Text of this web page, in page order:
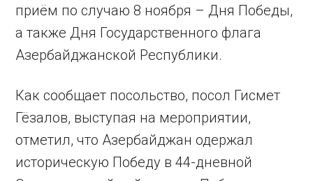
приём по случаю 8 ноября – Дня Победы,
а также Дня Государственного флага
Азербайджанской Республики.
Как сообщает посольство, посол Гисмет
Гёзалов, выступая на мероприятии,
отметил, что Азербайджан одержал
историческую Победу в 44-дневной